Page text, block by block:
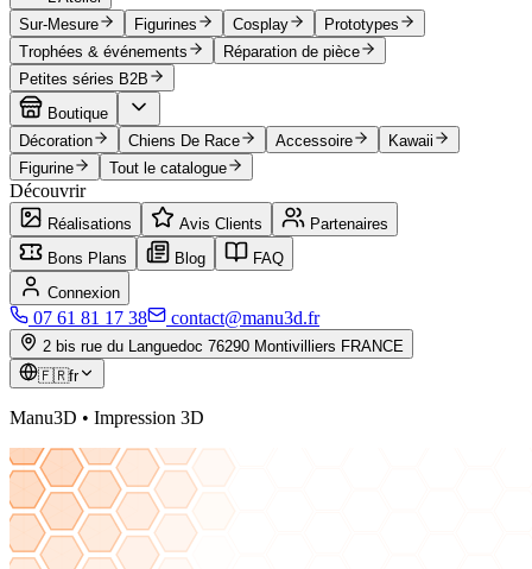
Sur-Mesure
Figurines Cosplay
Prototypes
Trophées & événements
Réparation de pièce
Petites séries B2B
Boutique
Décoration
Chiens De Race Accessoire
Kawaii
Figurine
Tout le catalogue
Découvrir
Réalisations Avis Clients
Partenaires
Bons Plans
Blog
FAQ
Connexion
07 61 81 17 38 contact@manu3d.fr
2 bis rue du Languedoc 76290 Montivilliers FRANCE
🇫🇷fr
Manu3D • Impression 3D